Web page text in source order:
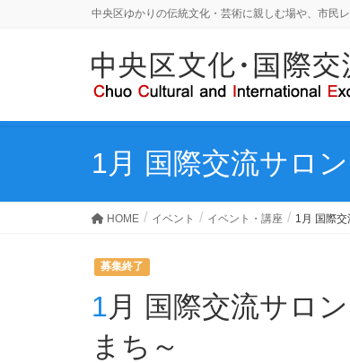
中央区ゆかりの伝統文化・芸術に親しむ場や、市民
1月 国際交流サロ
HOME イベント イベント・講座 1月 国際
募集終了
1月 国際交流サロン ～みんなでつくる安全安心な
まち～